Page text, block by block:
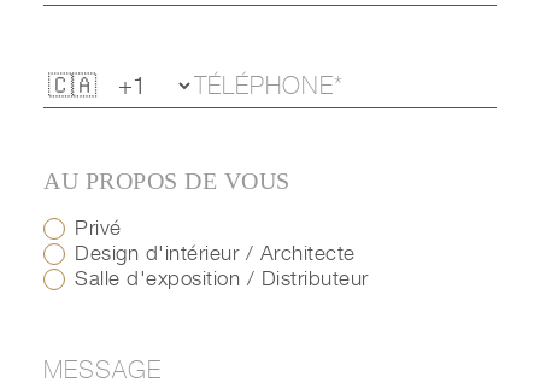
AU PROPOS DE VOUS
Privé
Design d'intérieur / Architecte
Salle d'exposition / Distributeur